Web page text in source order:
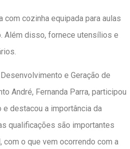
com cozinha equipada para aulas
Além disso, fornece utensílios e
e Geração de
André, Fernanda Parra, participou
destacou a importância da
qualificações são importantes
com o que vem ocorrendo com a